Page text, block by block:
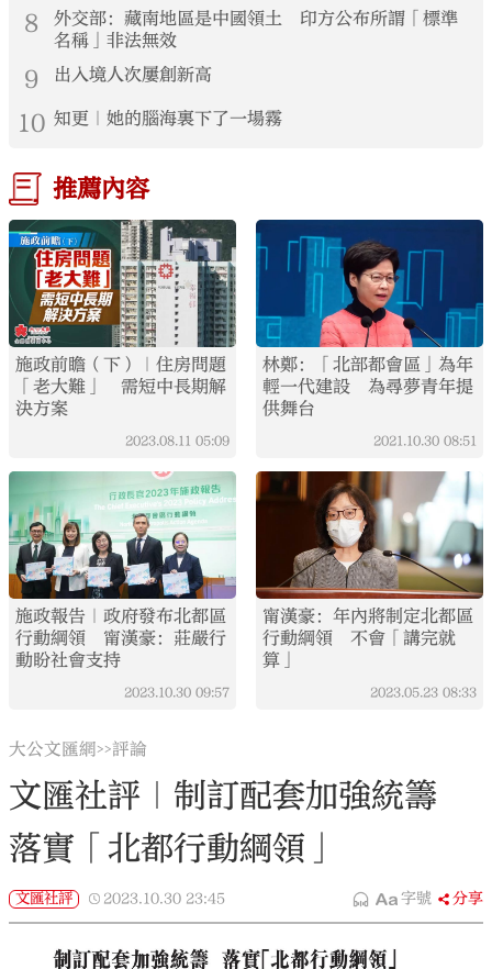
8
外交部：藏南地區是中國領土 印方公布所謂「標準
名稱」非法無效
9 出入境人次屢創新高
10 知更｜她的腦海裏下了一場霧
推薦內容
施政前瞻（下）｜住房問題
「老大難」 需短中長期解
決方案
2023.08.11 05:09
林鄭：「北部都會區」為年
輕一代建設 為尋夢青年提
供舞台
2021.10.30 08:51
施政報告｜政府發布北都區
行動綱領 甯漢豪：莊嚴行
動盼社會支持
2023.10.30 09:57
甯漢豪：年內將制定北都區
行動綱領 不會「講完就
算」
2023.05.23 08:33
大公文匯網>>評論
文匯社評｜制訂配套加強統籌
落實「北都行動綱領」
文匯社評 2023.10.30 23:45 字號 分享